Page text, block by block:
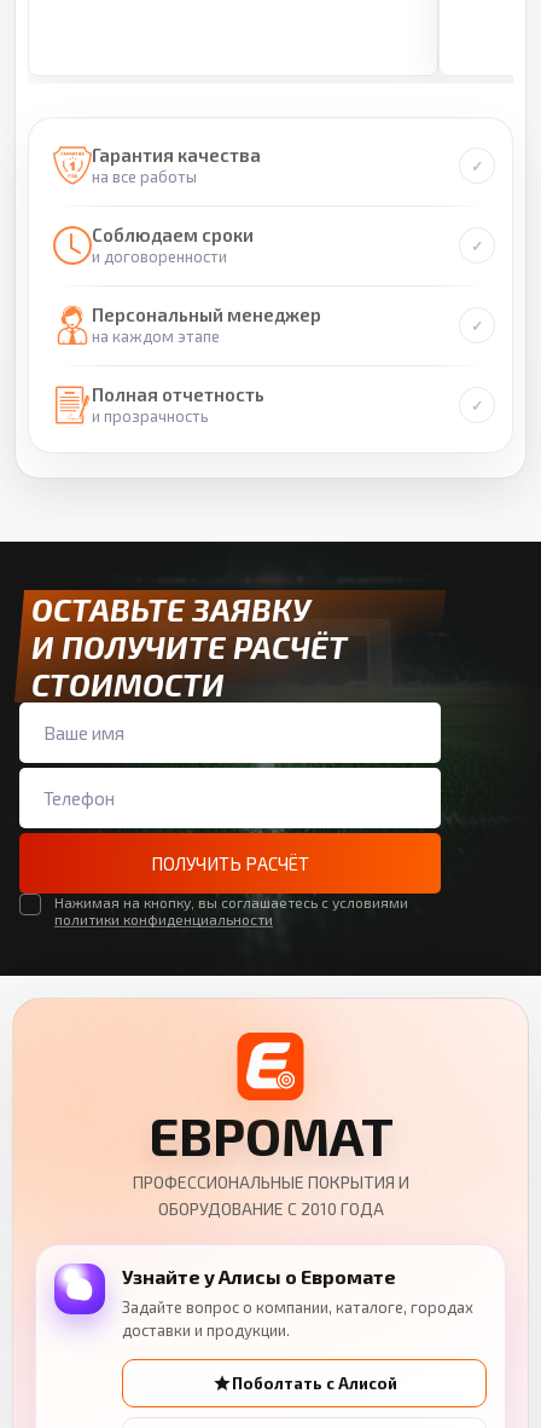
Гарантия качества
на все работы
Соблюдаем сроки
и договоренности
Персональный менеджер
на каждом этапе
Полная отчетность
и прозрачность
ОСТАВЬТЕ ЗАЯВКУ
И ПОЛУЧИТЕ РАСЧЁТ
СТОИМОСТИ
ПОЛУЧИТЬ РАСЧЁТ
Нажимая на кнопку, вы соглашаетесь с условиями
политики конфиденциальности
ЕВРОМАТ
ПРОФЕССИОНАЛЬНЫЕ ПОКРЫТИЯ И
ОБОРУДОВАНИЕ С 2010 ГОДА
Узнайте у Алисы о Евромате
Задайте вопрос о компании, каталоге, городах
доставки и продукции.
Поболтать с Алисой